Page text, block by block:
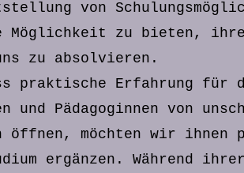
von
Möglichkeit zu bieten,
zu absolvieren.
praktische Erfahrung für
und Pädagoginnen von
öffnen, möchten wir
ergänzen. Während